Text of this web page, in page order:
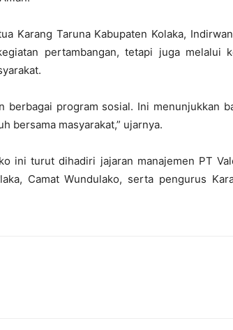
Karang Taruna Kabupaten Kolaka,
pertambangan, tetapi juga melalui
berbagai program sosial. Ini menunjukkan
bersama masyarakat,” ujarnya.
ini turut dihadiri jajaran manajemen PT
Camat Wundulako, serta pengurus